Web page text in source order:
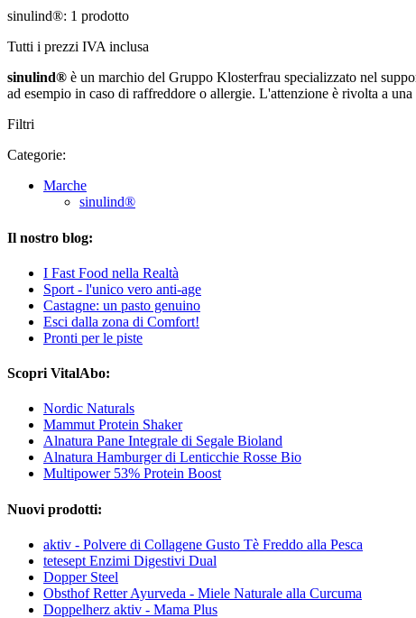
sinulind®: 1 prodotto
Tutti i prezzi IVA inclusa
sinulind® è un marchio del Gruppo Klosterfrau specializzato nel
ad esempio in caso di raffreddore o allergie. L'attenzione è rivolta a
Filtri
Categorie:
Marche
sinulind®
Il nostro blog:
I Fast Food nella Realtà
Sport - l'unico vero anti-age
Castagne: un pasto genuino
Esci dalla zona di Comfort!
Pronti per le piste
Scopri VitalAbo:
Nordic Naturals
Mammut Protein Shaker
Alnatura Pane Integrale di Segale Bioland
Alnatura Hamburger di Lenticchie Rosse Bio
Multipower 53% Protein Boost
Nuovi prodotti:
aktiv - Polvere di Collagene Gusto Tè Freddo alla Pesca
tetesept Enzimi Digestivi Dual
Dopper Steel
Obsthof Retter Ayurveda - Miele Naturale alla Curcuma
Doppelherz aktiv - Mama Plus